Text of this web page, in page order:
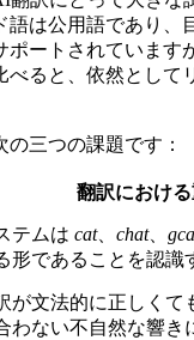
語は公用語であり、
ポートされています
べると、依然として
三つの課題です：
翻訳におけ
テムは cat、 chat、
形であることを認識
が文法的に正しくて
わない不自然な響き